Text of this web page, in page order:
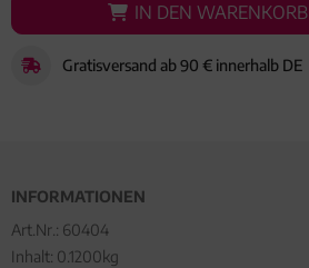
IN DEN WARENKORB
IN DEN WARENKORB
Gratisversand ab 90 € innerhalb DE
INFORMATIONEN
Art.Nr.: 60404
Inhalt: 0.1200kg